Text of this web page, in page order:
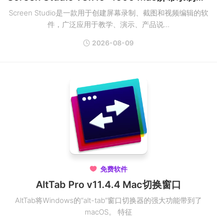
Screen Studio是一款用于创建屏幕录制、截图和视频编辑的软
件，广泛应用于教学、演示、产品说...
2026-08-09
 免费软件
AltTab Pro v11.4.4 Mac切换窗口
AltTab将Windows的“alt-tab”窗口切换器的强大功能带到了
macOS。 特征